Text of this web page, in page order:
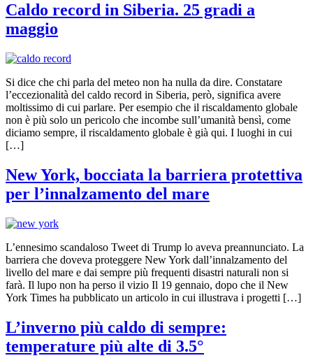
Caldo record in Siberia. 25 gradi a
maggio
Si dice che chi parla del meteo non ha nulla da dire. Constatare
l’eccezionalità del caldo record in Siberia, però, significa avere
moltissimo di cui parlare. Per esempio che il riscaldamento globale
non è più solo un pericolo che incombe sull’umanità bensì, come
diciamo sempre, il riscaldamento globale è già qui. I luoghi in cui
[…]
New York, bocciata la barriera protettiva
per l’innalzamento del mare
L’ennesimo scandaloso Tweet di Trump lo aveva preannunciato. La
barriera che doveva proteggere New York dall’innalzamento del
livello del mare e dai sempre più frequenti disastri naturali non si
farà. Il lupo non ha perso il vizio Il 19 gennaio, dopo che il New
York Times ha pubblicato un articolo in cui illustrava i progetti […]
L’inverno più caldo di sempre:
temperature più alte di 3.5°